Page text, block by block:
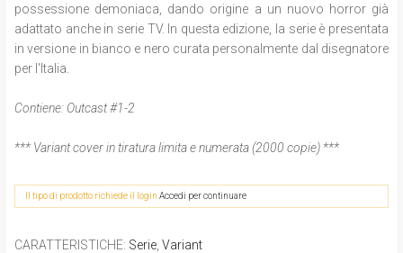
possessione demoniaca, dando origine a un nuovo horror già
adattato anche in serie TV. In questa edizione, la serie è presentata
in versione in bianco e nero curata personalmente dal disegnatore
per l'Italia.
Contiene: Outcast #1-2
*** Variant cover in tiratura limita e numerata (2000 copie) ***
Il tipo di prodotto richiede il login Accedi per continuare
CARATTERISTICHE: Serie Variant